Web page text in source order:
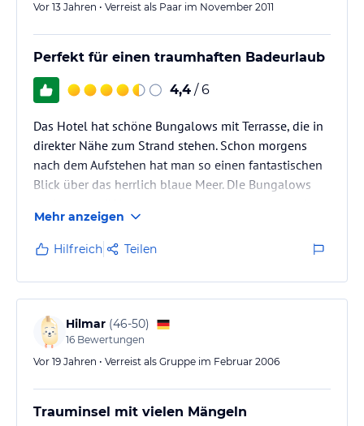
Vor 13 Jahren • Verreist als Paar im November 2011
Perfekt für einen traumhaften Badeurlaub
4,4 / 6
Das Hotel hat schöne Bungalows mit Terrasse, die in
direkter Nähe zum Strand stehen. Schon morgens
nach dem Aufstehen hat man so einen fantastischen
Blick über das herrlich blaue Meer. DIe Bungalows
Badezimmer könnte komfortabler sein, ist aber völlig
in Ordnung. Auf der Terrasse gibt es
Sitzmöglichkeiten und eine Hängematte, die wir oft
und gerne genutzt haben. Die Strände sind einfach
traumhaft, schneeweißer Sand, soweit das Auge
reicht.
Das Essen ist gut,…
Mehr anzeigen
Hilfreich Teilen
Hilmar (46-50)
16 Bewertungen
Vor 19 Jahren • Verreist als Gruppe im Februar 2006
Trauminsel mit vielen Mängeln